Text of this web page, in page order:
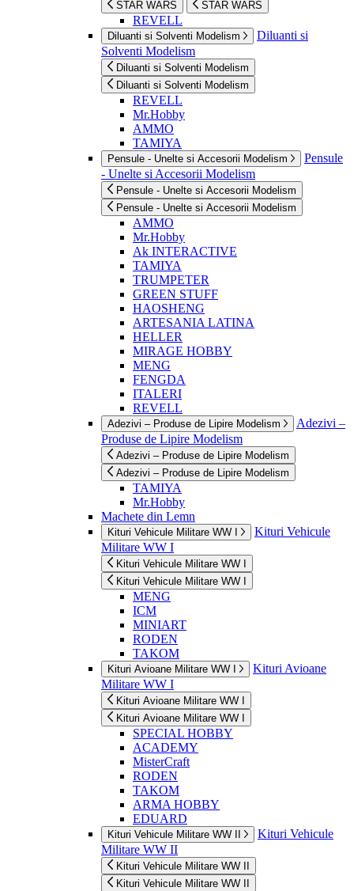
STAR WARS STAR WARS
REVELL
Diluanti si Solventi Modelism
Diluanti si
Solventi Modelism
Diluanti si Solventi Modelism
Diluanti si Solventi Modelism
REVELL
Mr.Hobby
AMMO
TAMIYA
Pensule - Unelte si Accesorii Modelism
Pensule
- Unelte si Accesorii Modelism
Pensule - Unelte si Accesorii Modelism
Pensule - Unelte si Accesorii Modelism
AMMO
Mr.Hobby
Ak INTERACTIVE
TAMIYA
TRUMPETER
GREEN STUFF
HAOSHENG
ARTESANIA LATINA
HELLER
MIRAGE HOBBY
MENG
FENGDA
ITALERI
REVELL
Adezivi – Produse de Lipire Modelism
Adezivi –
Produse de Lipire Modelism
Adezivi – Produse de Lipire Modelism
Adezivi – Produse de Lipire Modelism
TAMIYA
Mr.Hobby
Machete din Lemn
Kituri Vehicule Militare WW I
Kituri Vehicule
Militare WW I
Kituri Vehicule Militare WW I
Kituri Vehicule Militare WW I
MENG
ICM
MINIART
RODEN
TAKOM
Kituri Avioane Militare WW I
Kituri Avioane
Militare WW I
Kituri Avioane Militare WW I
Kituri Avioane Militare WW I
SPECIAL HOBBY
ACADEMY
MisterCraft
RODEN
TAKOM
ARMA HOBBY
EDUARD
Kituri Vehicule Militare WW II
Kituri Vehicule
Militare WW II
Kituri Vehicule Militare WW II
Kituri Vehicule Militare WW II